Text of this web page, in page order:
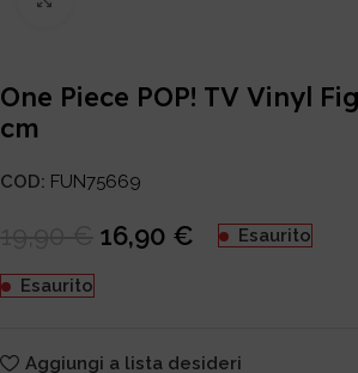
One Piece POP! TV Vinyl
cm
COD: FUN75669
16,90 € Esaurito
Esaurito
Aggiungi a lista desideri